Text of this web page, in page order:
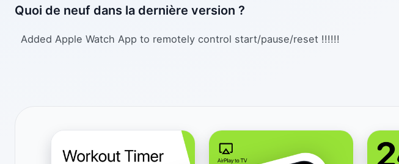
Quoi de neuf dans la dernière version ?
Added Apple Watch App to remotely control start/pause/reset !!!!!!